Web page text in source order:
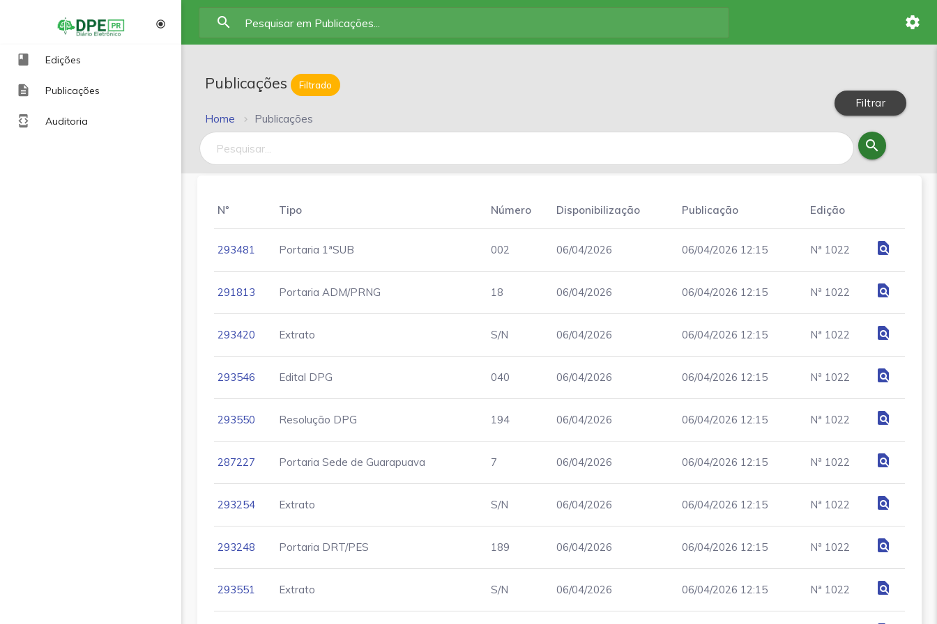
search settings
radio_button_checked
book Edições
description Publicações
developer_mode Auditoria
Publicações Filtrado
Home Publicações
Filtrar
search
Nº Tipo Número Disponibilização Publicação Edição
293481 Portaria 1ªSUB 002 06/04/2026 06/04/2026 12:15 Nª 1022 find_in_page
291813 Portaria ADM/PRNG 18 06/04/2026 06/04/2026 12:15 Nª 1022 find_in_page
293420 Extrato S/N 06/04/2026 06/04/2026 12:15 Nª 1022 find_in_page
293546 Edital DPG 040 06/04/2026 06/04/2026 12:15 Nª 1022 find_in_page
293550 Resolução DPG 194 06/04/2026 06/04/2026 12:15 Nª 1022 find_in_page
287227 Portaria Sede de Guarapuava 7 06/04/2026 06/04/2026 12:15 Nª 1022 find_in_page
293254 Extrato S/N 06/04/2026 06/04/2026 12:15 Nª 1022 find_in_page
293248 Portaria DRT/PES 189 06/04/2026 06/04/2026 12:15 Nª 1022 find_in_page
293551 Extrato S/N 06/04/2026 06/04/2026 12:15 Nª 1022 find_in_page